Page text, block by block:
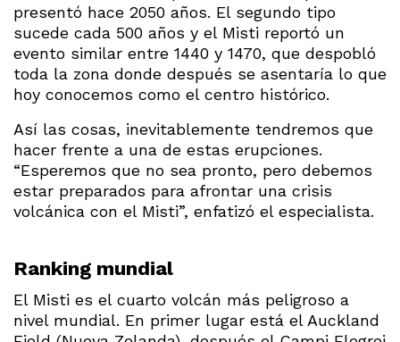
presentó hace 2050 años. El segundo tipo
sucede cada 500 años y el Misti reportó un
evento similar entre 1440 y 1470, que despobló
toda la zona donde después se asentaría lo que
hoy conocemos como el centro histórico.
Así las cosas, inevitablemente tendremos que
hacer frente a una de estas erupciones.
“Esperemos que no sea pronto, pero debemos
estar preparados para afrontar una crisis
volcánica con el Misti”, enfatizó el especialista.
Ranking mundial
El Misti es el cuarto volcán más peligroso a
nivel mundial. En primer lugar está el Auckland